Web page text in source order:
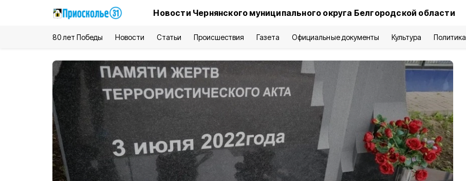
Новости Чернянского муниципального округа Белгородской области
80 лет Победы Новости Статьи Происшествия Газета Официальные документы Культура Политика